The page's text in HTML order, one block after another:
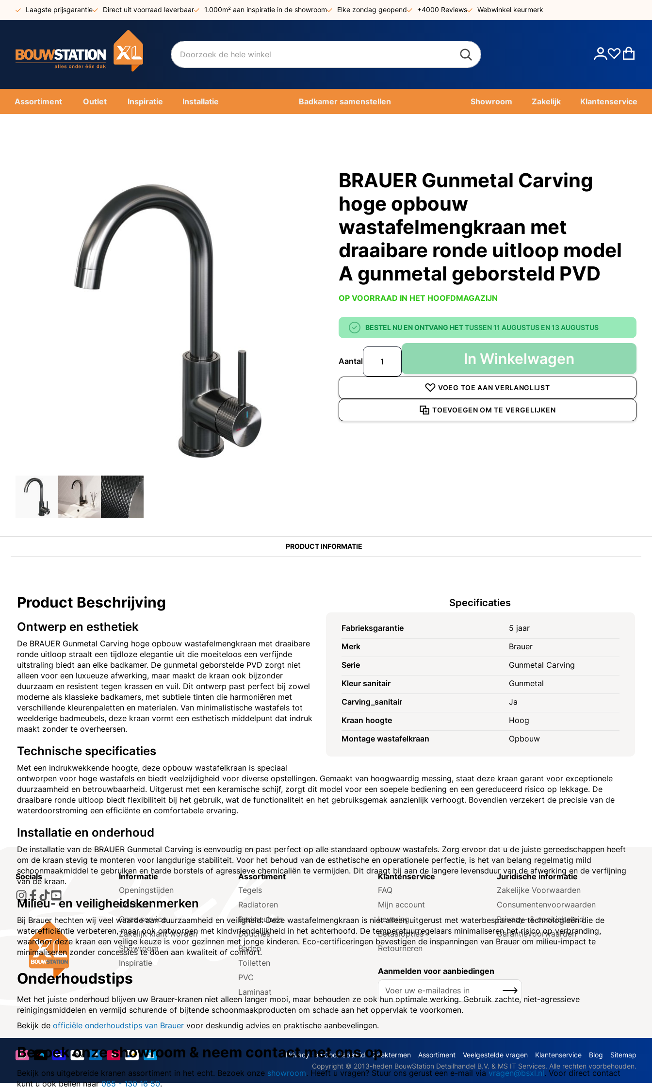
Ga
naar
Laagste prijsgarantie Direct uit voorraad leverbaar 1.000m² aan inspiratie in de showroom Elke zondag geopend +4000 Reviews Webwinkel keurmerk
Account
Assortiment Outlet Inspiratie Installatie Badkamer samenstellen Showroom Zakelijk Klantenservice
BRAUER Gunmetal Carving
hoge opbouw
wastafelmengkraan met
draaibare ronde uitloop model
A gunmetal geborsteld PVD
OP VOORRAAD IN HET HOOFDMAGAZIJN
BESTEL NU EN ONTVANG HETTUSSEN 11 AUGUSTUS EN 13 AUGUSTUS
Aantal In Winkelwagen
VOEG TOE AAN VERLANGLIJST
TOEVOEGEN OM TE VERGELIJKEN
PRODUCT INFORMATIE
Specificaties
Fabrieksgarantie
5 jaar
Merk
Brauer
Serie
Gunmetal Carving
Kleur sanitair
Gunmetal
Carving_sanitair
Ja
Kraan hoogte
Hoog
Montage wastafelkraan
Opbouw
Product Beschrijving
Ontwerp en esthetiek
De BRAUER Gunmetal Carving hoge opbouw wastafelmengkraan met draaibare
ronde uitloop straalt een tijdloze elegantie uit die moeiteloos een verfijnde
uitstraling biedt aan elke badkamer. De gunmetal geborstelde PVD zorgt niet
alleen voor een luxueuze afwerking, maar maakt de kraan ook bijzonder
duurzaam en resistent tegen krassen en vuil. Dit ontwerp past perfect bij zowel
moderne als klassieke badkamers, met subtiele tinten die harmoniëren met
verschillende kleurenpaletten en materialen. Van minimalistische wastafels tot
weelderige badmeubels, deze kraan vormt een esthetisch middelpunt dat indruk
maakt zonder te overheersen.
Technische specificaties
Met een indrukwekkende hoogte, deze opbouw wastafelkraan is speciaal
ontworpen voor hoge wastafels en biedt veelzijdigheid voor diverse opstellingen. Gemaakt van hoogwaardig messing, staat deze kraan garant voor exceptionele
duurzaamheid en betrouwbaarheid. Uitgerust met een keramische schijf, zorgt dit model voor een soepele bediening en een gereduceerd risico op lekkage. De
draaibare ronde uitloop biedt flexibiliteit bij het gebruik, wat de functionaliteit en het gebruiksgemak aanzienlijk verhoogt. Bovendien verzekert de precisie van de
waterdoorstroming een efficiënte en comfortabele ervaring.
Installatie en onderhoud
De installatie van de BRAUER Gunmetal Carving is eenvoudig en past perfect op alle standaard opbouw wastafels. Zorg ervoor dat u de juiste gereedschappen heeft
om de kraan stevig te monteren voor langdurige stabiliteit. Voor het behoud van de esthetische en operationele perfectie, is het van belang regelmatig mild
schoonmaakmiddel te gebruiken en harde borstels of agressieve chemicaliën te vermijden. Dit draagt bij aan de langere levensduur van de afwerking en de verfijning
van de kraan.
Milieu- en veiligheidskenmerken
Bij Brauer hechten wij veel waarde aan duurzaamheid en veiligheid. Deze wastafelmengkraan is niet alleen uitgerust met waterbesparende technologieën die de
waterefficiëntie verbeteren, maar ook ontworpen met kindvriendelijkheid in het achterhoofd. De temperatuurregelaars minimaliseren het risico op verbranding,
waardoor deze kraan een veilige keuze is voor gezinnen met jonge kinderen. Eco-certificeringen bevestigen de inspanningen van Brauer om milieu-impact te
minimaliseren zonder concessies te doen aan kwaliteit of comfort.
Onderhoudstips
Met het juiste onderhoud blijven uw Brauer-kranen niet alleen langer mooi, maar behouden ze ook hun optimale werking. Gebruik zachte, niet-agressieve
reinigingsmiddelen en vermijd schurende of bijtende schoonmaakproducten om schade aan het oppervlak te voorkomen.
Bekijk de officiële onderhoudstips van Brauer voor deskundig advies en praktische aanbevelingen.
Bezoek onze showroom & neem contact met ons op
Bekijk ons uitgebreide kranen assortiment in het echt. Bezoek onze showroom. Heeft u vragen? Stuur ons gerust een e-mail via vragen@bsxl.nl. Voor direct contact
kunt u ook bellen naar085 - 130 16 50.
Socials
Informatie
Openingstijden
Contact
Onze service
Zakelijk klant worden
Showroom
Inspiratie
Assortiment
Tegels
Radiatoren
Badmeubels
Douches
Baden
Toiletten
PVC
Laminaat
Klantenservice
FAQ
Mijn account
Levering
Betaalopties
Retourneren
Juridische informatie
Zakelijke Voorwaarden
Consumenten­voorwaarden
Privacy- & cookiebeleid
Garantie­voorwaarden
Aanmelden voor aanbiedingen
A
b
n
n
e
e
r
u
Inschrijven
Privacy- en Cookiebeleid Zoektermen Assortiment Veelgestelde vragen Klantenservice Blog
Sitemap
Copyright © 2013-heden BouwStation Detailhandel B.V. & MS IT Services. Alle rechten voorbehouden.